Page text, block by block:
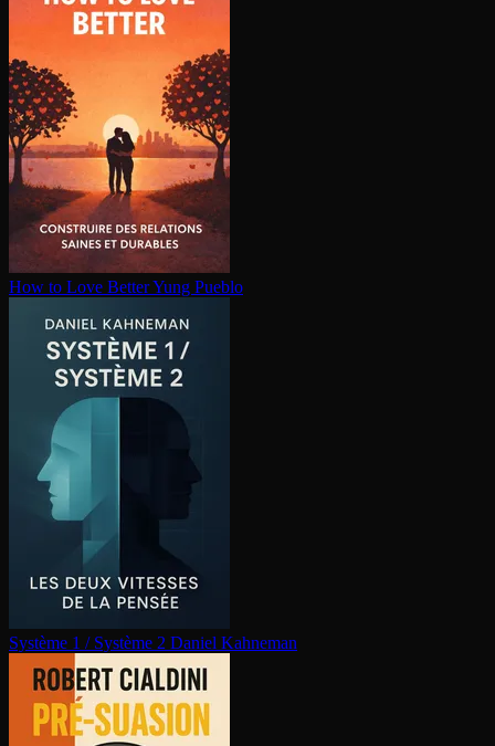
How to Love BetterYung Pueblo
Système 1 / Système 2 Daniel Kahneman